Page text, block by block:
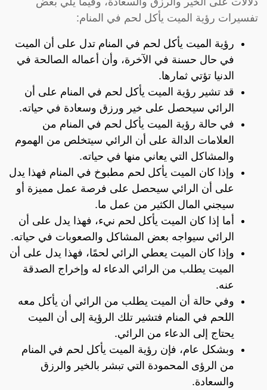
تفسيرات رؤية الميت يأكل لحم في المنام:
رؤية الميت يأكل لحم في المنام تدل على أن الميت
في حال حسنة في الآخرة، وأن أعماله الصالحة في
الدنيا تؤتي ثمارها.
قد تشير رؤية الميت يأكل لحم في المنام على أن
الرائي سيحصل على خير ورزق وسعادة في حياته.
في حالة رؤية الميت يأكل لحم في المنام من
العلامات الدالة على أن الرائي سيتخلص من الهموم
والمشاكل التي يعاني منها في حياته.
وإذا كان الميت يأكل لحم مطبوخ في المنام فهذا يدل
على أن الرائي سيحصل على فرصة عمل مميزة أو
سيجني المال الكثير من عمل ما.
أما إذا كان الميت يأكل لحم نيء، فهذا يدل على أن
الرائي سيواجه بعض المشاكل والصعوبات في حياته.
وإذا كان الميت يعطي الرائي لحمًا، فهذا يدل على أن
الميت يطلب من الرائي الدعاء له وإخراج الصدقة
عنه.
وفي حالة أن الميت يطلب من الرائي أن يأكل معه
اللحم في المنام فتشير تلك الرؤية إلى أن الميت
يحتاج إلى الدعاء من الرائي.
وبشكل عام، فإن رؤية الميت يأكل لحم في المنام
من الرؤى المحمودة التي تبشر بالخير والرزق
والسعادة.